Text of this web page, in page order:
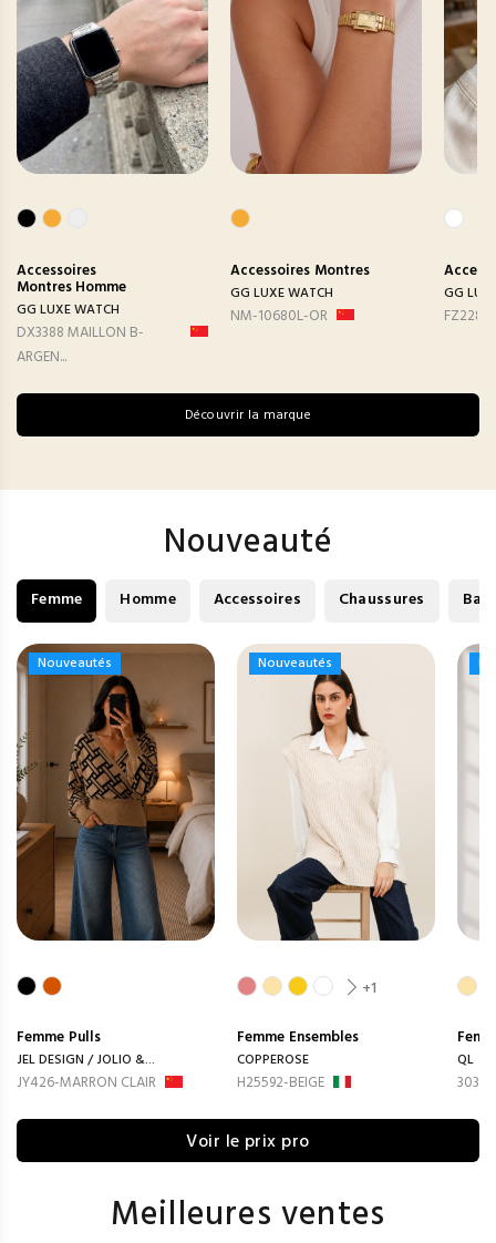
Accessoires
Montres Homme
GG LUXE WATCH
DX3388 MAILLON B-
ARGEN...
Accessoires Montres
GG LUXE WATCH
NM-10680L-OR
GG
FZ2282
Découvrir la marque
Nouveauté
Femme Homme Accessoires Chaussures
Nouveautés
Nouveautés
Femme Pulls
JEL DESIGN / JOLIO &...
JY426-MARRON CLAIR
Nouveautés
Nouveautés
+1
Femme Ensembles
COPPEROSE
H25592-BEIGE
QL
3035-
Voir le prix pro
Meilleures ventes